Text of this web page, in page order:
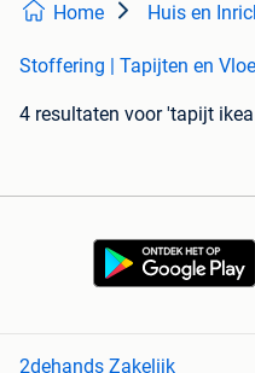
Home Huis en
Stoffering | Tapijten en
4 resultaten voor 'tapijt
2dehands Zakelijk